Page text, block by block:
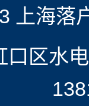
上海落
口区水